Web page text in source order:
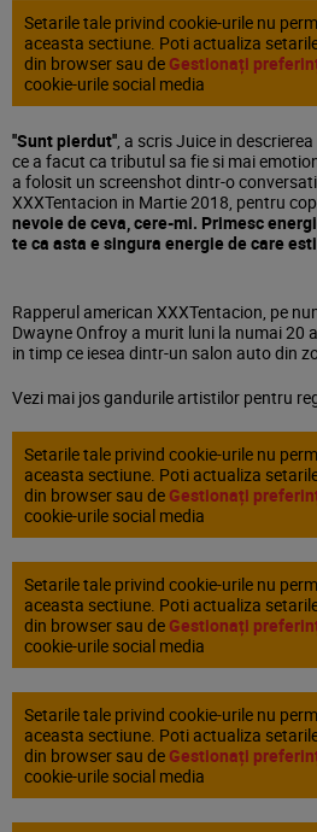
Setarile tale privind cookie-urile nu
aceasta sectiune. Poti actualiza
din browser sau de Gestionați
cookie-urile social media
''Sunt pierdut'', a scris Juice in
ce a facut ca tributul sa fie si mai
a folosit un screenshot dintr-o
XXXTentacion in Martie 2018, pentru
nevoie de ceva, cere-mi. Primesc
te ca asta e singura energie de care
Rapperul american XXXTentacion, pe
Dwayne Onfroy a murit luni la numai 20
in timp ce iesea dintr-un salon auto din
Vezi mai jos gandurile artistilor pentru
Setarile tale privind cookie-urile nu
aceasta sectiune. Poti actualiza
din browser sau de Gestionați
cookie-urile social media
Setarile tale privind cookie-urile nu
aceasta sectiune. Poti actualiza
din browser sau de Gestionați
cookie-urile social media
Setarile tale privind cookie-urile nu
aceasta sectiune. Poti actualiza
din browser sau de Gestionați
cookie-urile social media